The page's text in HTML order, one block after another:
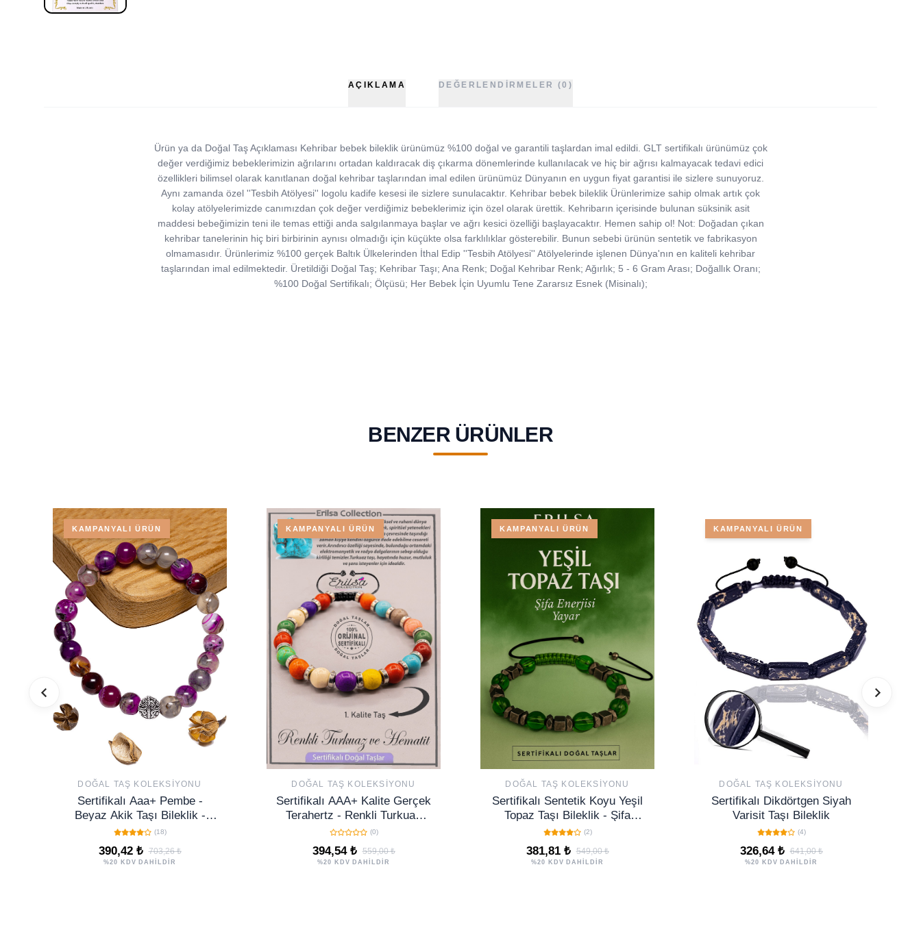
AÇIKLAMA DEĞERLENDIRMELER (0)
Ürün ya da Doğal Taş Açıklaması Kehribar bebek bileklik ürünümüz %100 doğal ve garantili taşlardan imal edildi. GLT sertifikalı ürünümüz çok
değer verdiğimiz bebeklerimizin ağrılarını ortadan kaldıracak diş çıkarma dönemlerinde kullanılacak ve hiç bir ağrısı kalmayacak tedavi edici
özellikleri bilimsel olarak kanıtlanan doğal kehribar taşlarından imal edilen ürünümüz Dünyanın en uygun fiyat garantisi ile sizlere sunuyoruz.
Aynı zamanda özel ''Tesbih Atölyesi'' logolu kadife kesesi ile sizlere sunulacaktır. Kehribar bebek bileklik Ürünlerimize sahip olmak artık çok
kolay atölyelerimizde canımızdan çok değer verdiğimiz bebeklerimiz için özel olarak ürettik. Kehribarın içerisinde bulunan süksinik asit
maddesi bebeğimizin teni ile temas ettiği anda salgılanmaya başlar ve ağrı kesici özelliği başlayacaktır. Hemen sahip ol! Not: Doğadan çıkan
kehribar tanelerinin hiç biri birbirinin aynısı olmadığı için küçükte olsa farklılıklar gösterebilir. Bunun sebebi ürünün sentetik ve fabrikasyon
olmamasıdır. Ürünlerimiz %100 gerçek Baltık Ülkelerinden İthal Edip ''Tesbih Atölyesi'' Atölyelerinde işlenen Dünya'nın en kaliteli kehribar
taşlarından imal edilmektedir. Üretildiği Doğal Taş; Kehribar Taşı; Ana Renk; Doğal Kehribar Renk; Ağırlık; 5 - 6 Gram Arası; Doğallık Oranı;
%100 Doğal Sertifikalı; Ölçüsü; Her Bebek İçin Uyumlu Tene Zararsız Esnek (Misinalı);
BENZER ÜRÜNLER
KAMPANYALI ÜRÜN
DOĞAL TAŞ KOLEKSIYONU
Sertifikalı Aaa+ Pembe -
Beyaz Akik Taşı Bileklik -
Gümüş Aparatlı
(18)
390,42 ₺ 703,26 ₺
%20 KDV DAHİLDİR
KAMPANYALI ÜRÜN
DOĞAL TAŞ KOLEKSIYONU
Sertifikalı AAA+ Kalite Gerçek
Terahertz - Renkli Turkuaz
Taşı Bileklik
(0)
394,54 ₺ 559,00 ₺
%20 KDV DAHİLDİR
KAMPANYALI ÜRÜN
DOĞAL TAŞ KOLEKSIYONU
Sertifikalı Sentetik Koyu Yeşil
Topaz Taşı Bileklik - Şifa
Enerjisi Yayan Zarif ve Şık
Unisex Takı
(2)
381,81 ₺ 549,00 ₺
%20 KDV DAHİLDİR
KAMPANYALI ÜRÜN
DOĞAL TAŞ KOLEKSIYONU
Sertifikalı Dikdörtgen Siyah
Varisit Taşı Bileklik
(4)
326,64 ₺ 641,00 ₺
%20 KDV DAHİLDİR